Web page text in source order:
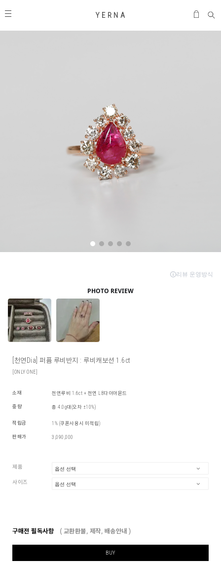
Y E R N A
[천연Dia] 퍼퓸 루비반지 : 루비캐보션 1.6ct
[ONLY ONE]
소재 천연루비 1.6ct + 천연 LB다이아몬드
중량 총 4.0g대(오차 ±10%)
적립금 1% (쿠폰사용시 미적립)
판매가 3,090,000
제품
사이즈
구매전 필독사항 ( 교환환불, 제작, 배송안내 )
BUY